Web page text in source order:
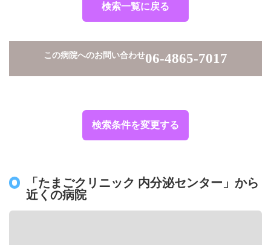
検索条件を変更する
検索一覧に戻る
この病院へのお問い合わせ06-4865-7017
「たまごクリニック 内分泌センター」から
近くの病院